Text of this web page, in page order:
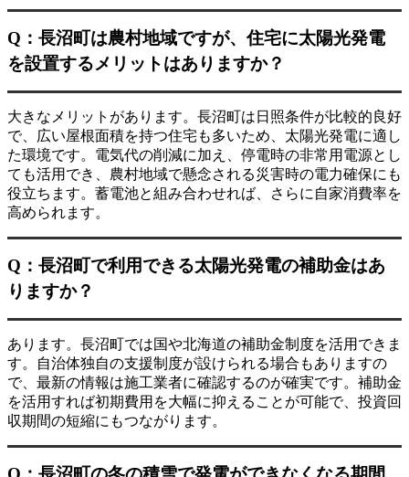
Q：長沼町は農村地域ですが、住宅に太陽光発電
を設置するメリットはありますか？
大きなメリットがあります。長沼町は日照条件が比較的良好
で、広い屋根面積を持つ住宅も多いため、太陽光発電に適し
た環境です。電気代の削減に加え、停電時の非常用電源とし
ても活用でき、農村地域で懸念される災害時の電力確保にも
役立ちます。蓄電池と組み合わせれば、さらに自家消費率を
高められます。
Q：長沼町で利用できる太陽光発電の補助金はあ
りますか？
あります。長沼町では国や北海道の補助金制度を活用できま
す。自治体独自の支援制度が設けられる場合もありますの
で、最新の情報は施工業者に確認するのが確実です。補助金
を活用すれば初期費用を大幅に抑えることが可能で、投資回
収期間の短縮にもつながります。